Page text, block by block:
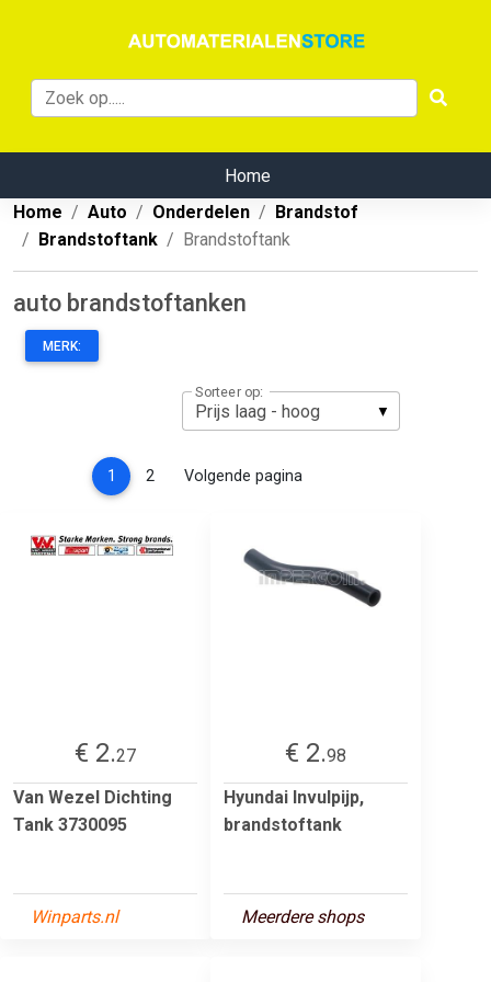
Home
Home
Auto Onderdelen
Brandstof
Brandstoftank
Brandstoftank
auto brandstoftanken
MERK:
Sorteer op:
1 (current)
2 Volgende pagina
€ 2.27
Van Wezel Dichting
Tank 3730095
Winparts.nl
€ 2.98
Hyundai Invulpijp,
brandstoftank
Meerdere shops